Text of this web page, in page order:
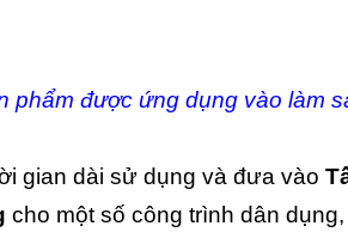
phẩm được ứng dụng vào làm
gian dài sử dụng và đưa vào
cho một số công trình dân